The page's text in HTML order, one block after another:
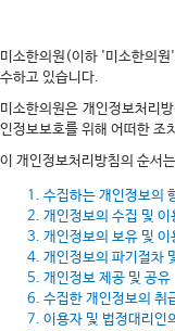
미소한의원(이하 '미소한의원
수하고 있습니다.
미소한의원은 개인정보처리
인정보보호를 위해 어떠한 조
이 개인정보처리방침의 순서
수집하는 개인정보의
개인정보의 수집 및 이
개인정보의 보유 및 이
개인정보의 파기절차
개인정보 제공 및 공유
수집한 개인정보의 취
이용자 및 법정대리인